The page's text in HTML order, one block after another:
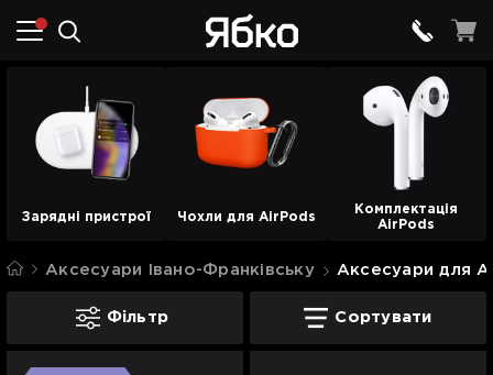
Зарядні пристрої Чохли для AirPods
Комплектація
AirPods
Аксесуари Івано-Франківську Аксесуари для
Аксесуари для AirPods Івано-
Фільтр Сортувати